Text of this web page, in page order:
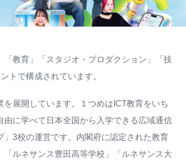
「教育」「スタジオ・プロダクション」「技
トで構成されています。
展開しています。１つめはICT教育をいち
由に学べて日本全国から入学できる広域通信
」3校の運営です。内閣府に認定された教育
「ルネサンス豊田高等学校」「ルネサンス大